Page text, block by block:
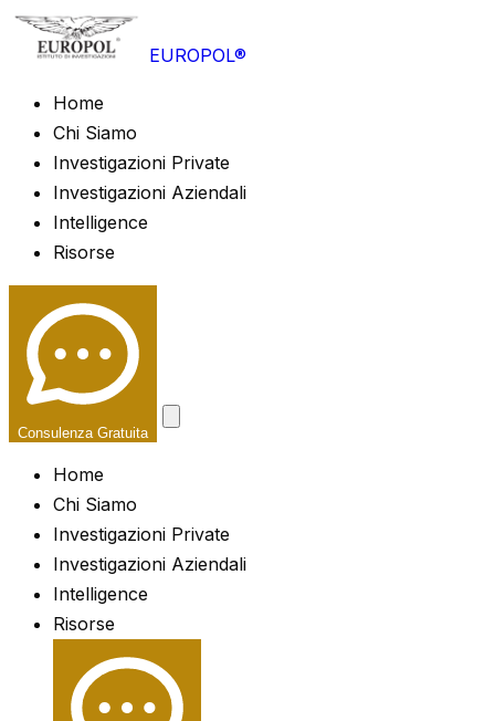
EUROPOL®
Home
Chi Siamo
Investigazioni Private
Investigazioni Aziendali
Intelligence
Risorse
Consulenza Gratuita
Home
Chi Siamo
Investigazioni Private
Investigazioni Aziendali
Intelligence
Risorse